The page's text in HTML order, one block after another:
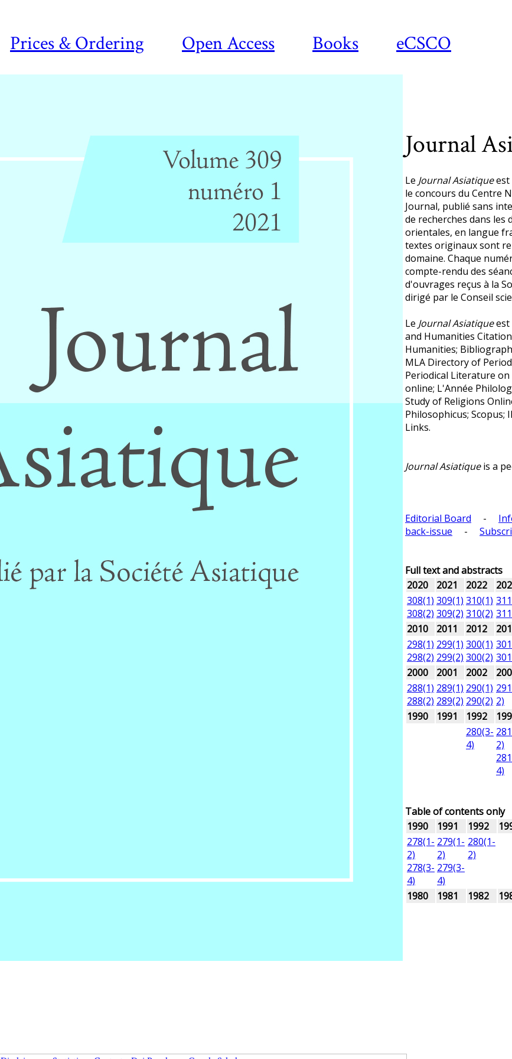
Prices & Ordering Open Access Books eCSCO
Journal
Le Journal Asiatiqueest
le concours du Centre
Journal, publié sans
de recherches dans les
orientales, en langue
textes originaux sont
domaine. Chaque
compte-rendu des
d'ouvrages reçus à la
dirigé par le Conseil
Le Journal Asiatiqueest
and Humanities
Humanities;
MLA Directory of
Periodical Literature on
online; L'Année
Study of Religions
Philosophicus; Scopus;
Links.
Journal Asiatiqueis a
Editorial Board -
back-issue -
Full text and abstracts
2020
2021 2022
308(1)
308(2)
309(1)
309(2)
310(1)
310(2)
2010
2011 2012
298(1)
298(2)
299(1)
299(2)
300(1)
300(2)
2000
2001 2002
288(1)
288(2)
289(1)
289(2)
290(1)
290(2) 2)
1990
1991 1992
280(3-
4)
2)
4)
Table of contents only
1990
1991 1992
278(1-
2)
278(3-
4)
279(1-
2)
279(3-
4)
280(1-
2)
1980 1981 1982